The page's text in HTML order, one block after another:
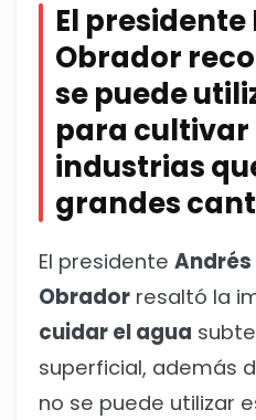
El presidente
Obrador
se puede
para cultivar
industrias
grandes
El presidente Andrés
Obrador resaltó la
cuidar el agua
superficial, además
no se puede utilizar